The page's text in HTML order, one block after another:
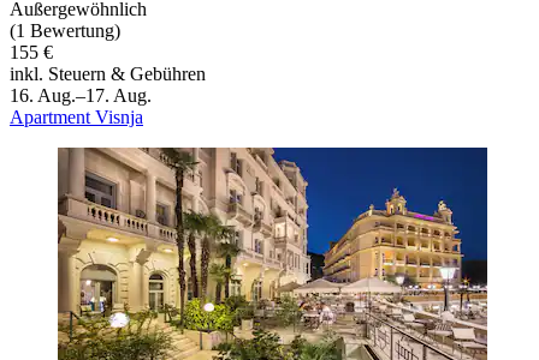
Außergewöhnlich
(1 Bewertung)
155 €
inkl. Steuern & Gebühren
16. Aug.–17. Aug.
Apartment Visnja